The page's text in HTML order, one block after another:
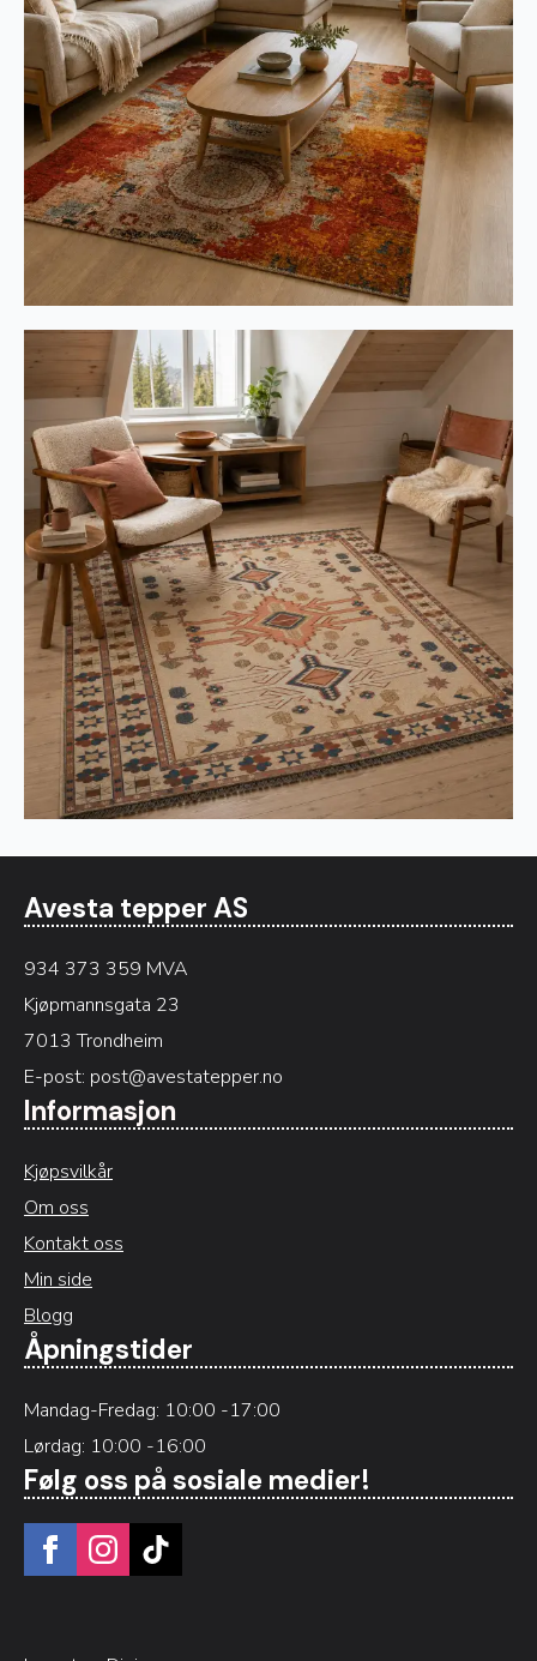
Avesta tepper AS
934 373 359 MVA
Kjøpmannsgata 23
7013 Trondheim
E-post: post@avestatepper.no
Informasjon
Kjøpsvilkår
Om oss
Kontakt oss
Min side
Blogg
Åpningstider
Mandag-Fredag: 10:00 -17:00
Lørdag: 10:00 -16:00
Følg oss på sosiale medier!